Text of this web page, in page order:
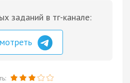
заданий в тг-канале: